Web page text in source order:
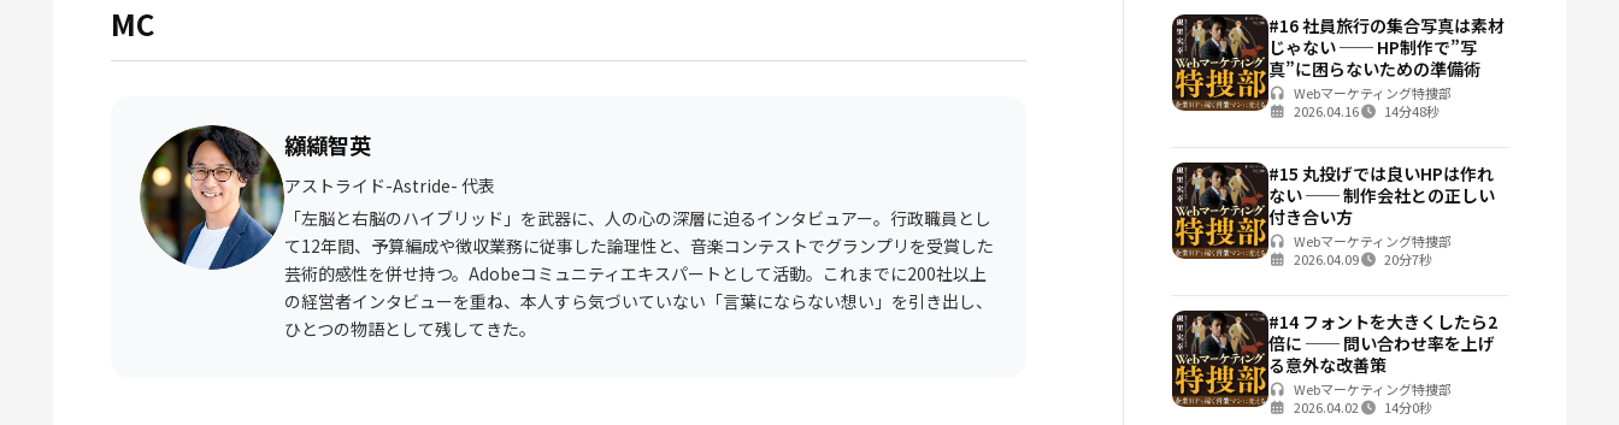
MC
纐纈智英
アストライド-Astride- 代表
「左脳と右脳のハイブリッド」を武器に、人の心の深層に迫るインタビュアー。行政職員とし
て12年間、予算編成や徴収業務に従事した論理性と、音楽コンテストでグランプリを受賞した
芸術的感性を併せ持つ。Adobeコミュニティエキスパートとして活動。これまでに200社以上
の経営者インタビューを重ね、本人すら気づいていない「言葉にならない想い」を引き出し、
ひとつの物語として残してきた。
#16 社員旅行の集合写真は素材
じゃない ── HP制作で”写
真”に困らないための準備術
Webマーケティング特捜部
2026.04.16
14分48秒
#15 丸投げでは良いHPは作れ
ない ── 制作会社との正しい
付き合い方
Webマーケティング特捜部
2026.04.09
20分7秒
#14 フォントを大きくしたら2
倍に ── 問い合わせ率を上げ
る意外な改善策
Webマーケティング特捜部
2026.04.02
14分0秒